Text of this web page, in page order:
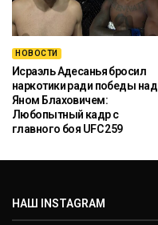
НОВОСТИ
Исраэль Адесанья бросил
наркотики ради победы над
Яном Блаховичем:
Любопытный кадр с
главного боя UFC 259
НАШ INSTAGRAM